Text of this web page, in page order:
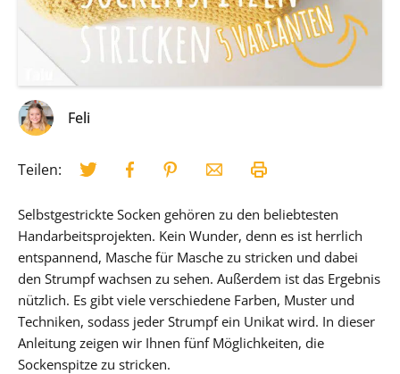
Feli
Teilen:
Selbstgestrickte Socken gehören zu den beliebtesten
Handarbeitsprojekten. Kein Wunder, denn es ist herrlich
entspannend, Masche für Masche zu stricken und dabei
den Strumpf wachsen zu sehen. Außerdem ist das Ergebnis
nützlich. Es gibt viele verschiedene Farben, Muster und
Techniken, sodass jeder Strumpf ein Unikat wird. In dieser
Anleitung zeigen wir Ihnen fünf Möglichkeiten, die
Sockenspitze zu stricken.